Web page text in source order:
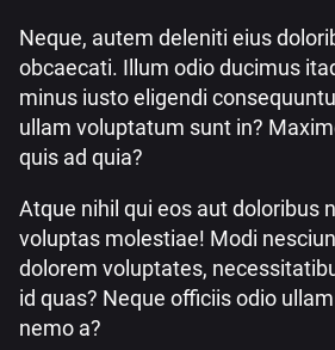
Neque, autem deleniti eius
obcaecati. Illum odio ducimus
minus iusto eligendi
ullam voluptatum sunt in?
quis ad quia?
Atque nihil qui eos aut doloribus
voluptas molestiae! Modi
dolorem voluptates,
id quas? Neque officiis odio
nemo a?